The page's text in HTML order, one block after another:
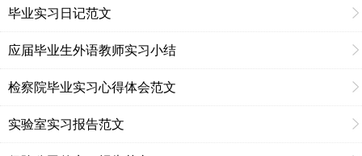
毕业实习日记范文
应届毕业生外语教师实习小结
检察院毕业实习心得体会范文
实验室实习报告范文